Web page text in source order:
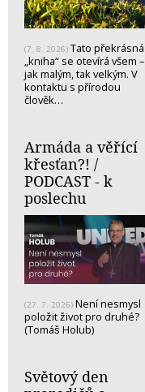
(7. 8. 2026) Tato překrásná
„kniha“ se otevírá všem –
jak malým, tak velkým. V
kontaktu s přírodou
člověk…
Armáda a věřící
křesťan?! /
PODCAST - k
poslechu
(27. 7. 2026) Není nesmysl
položit život pro druhé?
(Tomáš Holub)
Světový den